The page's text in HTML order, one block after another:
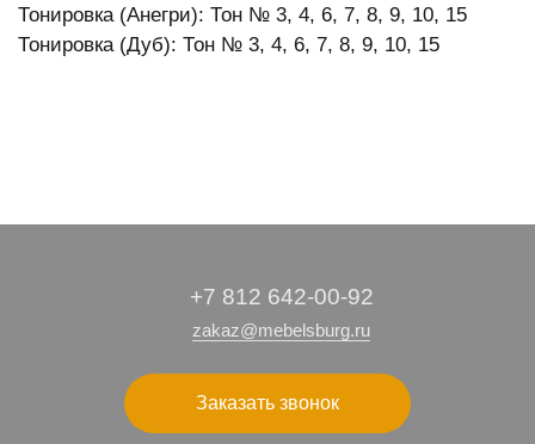
Тонировка (Анегри): Тон № 3, 4, 6, 7, 8, 9, 10, 15
Тонировка (Дуб): Тон № 3, 4, 6, 7, 8, 9, 10, 15
+7 812 642-00-92
zakaz@mebelsburg.ru
Заказать звонок